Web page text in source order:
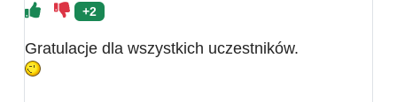
+2
Gratulacje dla wszystkich uczestników.